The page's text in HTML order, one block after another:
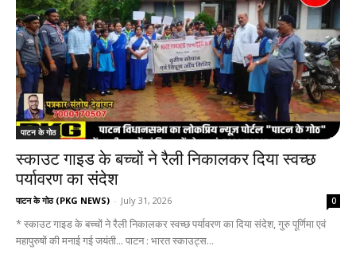
पाटन के गोठ
स्काउट गाइड के बच्चों ने रैली निकालकर दिया स्वच्छ
पर्यावरण का संदेश
पाटन के गोठ (PKG NEWS) - July 31, 2026 0
* स्काउट गाइड के बच्चों ने रैली निकालकर स्वच्छ पर्यावरण का दिया संदेश, गुरु पूर्णिमा एवं
महापुरुषों की मनाई गई जयंती... पाटन : भारत स्काउट्स...